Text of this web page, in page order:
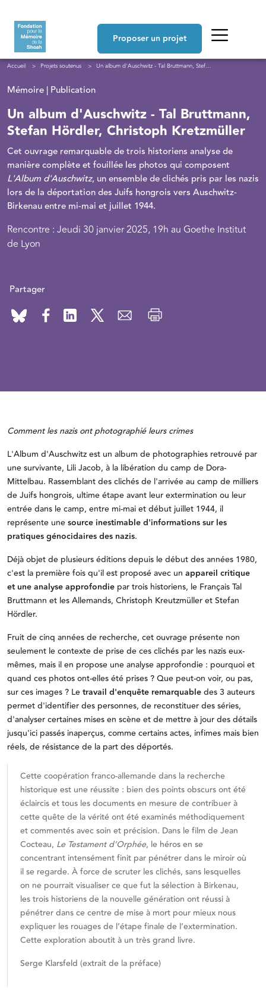
Proposer un projet
Fil d'Ariane
Accueil Projets soutenus Un album d'Auschwitz - Tal Bruttmann, Stefan Hördler, Christoph Kretzmüller
Mémoire | Publication
Un album d'Auschwitz - Tal Bruttmann,
Stefan Hördler, Christoph Kretzmüller
Cet ouvrage remarquable de trois historiens analyse de
manière complète et fouillée les photos qui composent
L'Album d'Auschwitz, un ensemble de clichés pris par les nazis
lors de la déportation des Juifs hongrois vers Auschwitz-
Birkenau entre mi-mai et juillet 1944.
Rencontre : Jeudi 30 janvier 2025, 19h au Goethe Institut
de Lyon
Partager
Comment les nazis ont photographié leurs crimes
L'Album d'Auschwitz est un album de photographies retrouvé par
une survivante, Lili Jacob, à la libération du camp de Dora-
Mittelbau. Rassemblant des clichés de l'arrivée au camp de milliers
de Juifs hongrois, ultime étape avant leur extermination ou leur
entrée dans le camp, entre mi-mai et début juillet 1944, il
représente unesource inestimable d'informations sur les
pratiques génocidaires des nazis.
Déjà objet de plusieurs éditions depuis le début des années 1980,
c'est la première fois qu'il est proposé avec un appareil critique
et une analyse approfondie par trois historiens, le Français Tal
Bruttmann et les Allemands, Christoph Kreutzmüller et Stefan
Hördler.
Fruit de cinq années de recherche, cet ouvrage présente non
seulement le contexte de prise de ces clichés par les nazis eux-
mêmes, mais il en propose une analyse approfondie : pourquoi et
quand ces photos ont-elles été prises ? Que peut-on voir, ou pas,
sur ces images ? Letravail d'enquête remarquabledes 3 auteurs
permet d'identifier des personnes, de reconstituer des séries,
d'analyser certaines mises en scène et de mettre à jour des détails
jusqu'ici passés inaperçus, comme certains actes, infimes mais bien
réels, de résistance de la part des déportés.
Cette coopération franco-allemande dans la recherche
historique est une réussite : bien des points obscurs ont été
éclaircis et tous les documents en mesure de contribuer à
cette quête de la vérité ont été examinés méthodiquement
et commentés avec soin et précision. Dans le film de Jean
Cocteau, Le Testament d’Orphée, le héros en se
concentrant intensément finit par pénétrer dans le miroir où
il se regarde. À force de scruter les clichés, sans lesquelles
on ne pourrait visualiser ce que fut la sélection à Birkenau,
les trois historiens de la nouvelle génération ont réussi à
pénétrer dans ce centre de mise à mort pour mieux nous
expliquer les rouages de l’étape finale de l’extermination.
Cette exploration aboutit à un très grand livre.
Serge Klarsfeld (extrait de la préface)